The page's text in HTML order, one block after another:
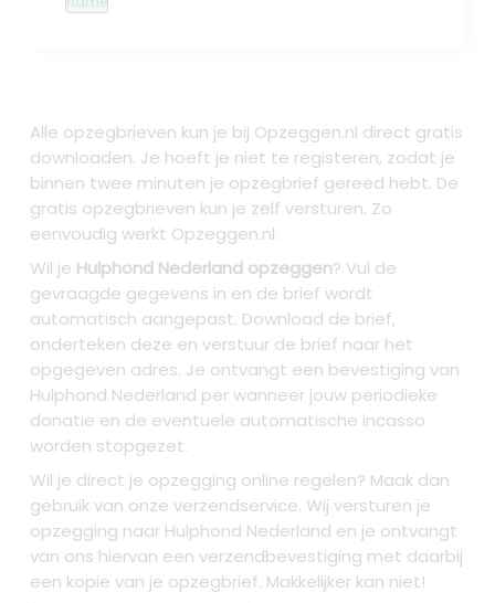
Alle opzegbrieven kun je bij Opzeggen.nl direct gratis
downloaden. Je hoeft je niet te registeren, zodat je
binnen twee minuten je opzegbrief gereed hebt. De
gratis opzegbrieven kun je zelf versturen. Zo
eenvoudig werkt Opzeggen.nl.
Wil je Hulphond Nederland opzeggen? Vul de
gevraagde gegevens in en de brief wordt
automatisch aangepast. Download de brief,
onderteken deze en verstuur de brief naar het
opgegeven adres. Je ontvangt een bevestiging van
Hulphond Nederland per wanneer jouw periodieke
donatie en de eventuele automatische incasso
worden stopgezet.
Wil je direct je opzegging online regelen? Maak dan
gebruik van onze verzendservice. Wij versturen je
opzegging naar Hulphond Nederland en je ontvangt
van ons hiervan een verzendbevestiging met daarbij
een kopie van je opzegbrief. Makkelijker kan niet!